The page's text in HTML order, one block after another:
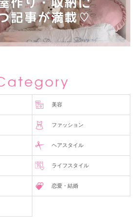
美容
ファッション
ヘアスタイル
ライフスタイル
恋愛・結婚